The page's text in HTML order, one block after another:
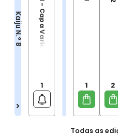
Kaiju N.° 8
1 1 2
Todas as